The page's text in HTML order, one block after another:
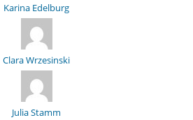
Karina Edelburg
Clara Wrzesinski
Julia Stamm